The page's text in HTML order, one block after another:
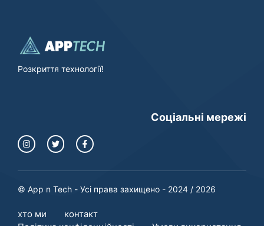
Розкриття технології!
Соціальні мережі
© App n Tech - Усі права захищено - 2024 / 2026
хто ми
контакт